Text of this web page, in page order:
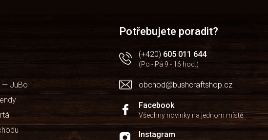
í
r
v
v
i
s
— JuBö
Potřebujete poradit?
(+420) 605 011 644
(Po - Pá 9 - 16 hod.)
obchod@bushcraftshop.cz
Facebook
Všechny novinky na jednom místě
Instagram